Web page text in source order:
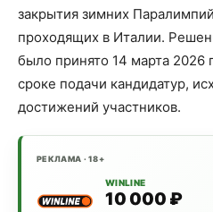
закрытия зимних
проходящих в Италии.
было принято 14 марта 2026
сроке подачи кандидатур,
достижений участников.
РЕКЛАМА · 18+
WINLINE
10 000 ₽